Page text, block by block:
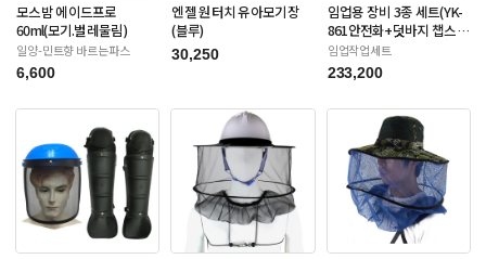
모스밤 에이드프로
60ml(모기.벌레물림)
일양-민트향 바르는파스
6,600
엔젤 원터치 유아모기장
(블루)
30,250
임업용 장비 3종 세트(YK-
861안전화+덧바지 챕스
+안전장갑)
임업작업세트
233,200